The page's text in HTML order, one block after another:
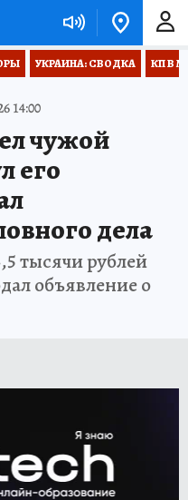
УКРАИНА: СВОДКА КП В
14:00
чужой
его
дела
тысячи рублей
объявление о